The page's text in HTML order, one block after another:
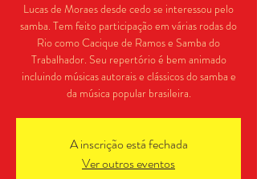
Lucas de Moraes desde cedo se interessou pelo
samba. Tem feito participação em várias rodas do
Rio como Cacique de Ramos e Samba do
Trabalhador. Seu repertório é bem animado
incluindo músicas autorais e clássicos do samba e
A inscrição está fechada
Ver outros eventos